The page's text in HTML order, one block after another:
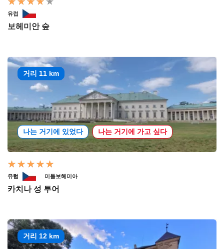
유럽
보헤미안 숲
거리 11 km
나는 거기에 있었다 나는 거기에 가고 싶다
유럽 미들보헤미아
카치나 성 투어
거리 12 km